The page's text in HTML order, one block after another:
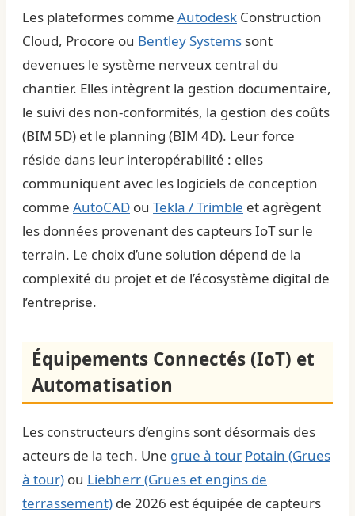
Les plateformes comme Autodesk Construction
Cloud, Procore ou Bentley Systems sont
devenues le système nerveux central du
chantier. Elles intègrent la gestion documentaire,
le suivi des non-conformités, la gestion des coûts
(BIM 5D) et le planning (BIM 4D). Leur force
réside dans leur interopérabilité : elles
communiquent avec les logiciels de conception
comme AutoCAD ou Tekla / Trimble et agrègent
les données provenant des capteurs IoT sur le
terrain. Le choix d’une solution dépend de la
complexité du projet et de l’écosystème digital de
l’entreprise.
Équipements Connectés (IoT) et
Automatisation
Les constructeurs d’engins sont désormais des
acteurs de la tech. Une grue à tour Potain (Grues
à tour) ou Liebherr (Grues et engins de
terrassement) de 2026 est équipée de capteurs